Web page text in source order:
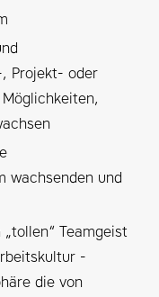
Projekt- oder
wachsenden und
Teamgeist
-
die von